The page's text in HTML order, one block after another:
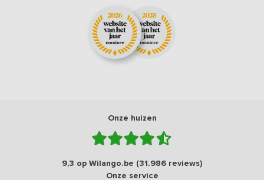
Onze huizen
9,3 op Wilango.be (31.986 reviews)
Onze service